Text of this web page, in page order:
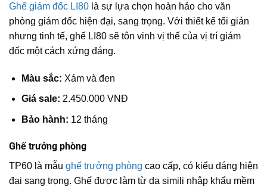
Ghế giám đốc LI80 là sự lựa chọn hoàn hảo cho văn
phòng giám đốc hiện đại, sang trọng. Với thiết kế tối giản
nhưng tinh tế, ghế LI80 sẽ tôn vinh vị thế của vị trí giám
đốc một cách xứng đáng.
Màu sắc: Xám và đen
Giá sale: 2.450.000 VNĐ
Bảo hành: 12 tháng
Ghế trưởng phòng
TP60 là mẫu ghế trưởng phòng cao cấp, có kiểu dáng hiện
đại sang trọng. Ghế được làm từ da simili nhập khẩu mềm